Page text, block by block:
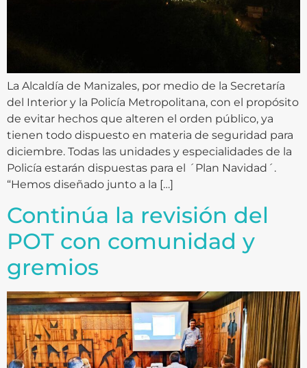
La Alcaldía de Manizales, por medio de la Secretaría
del Interior y la Policía Metropolitana, con el propósito
de evitar hechos que alteren el orden público, ya
tienen todo dispuesto en materia de seguridad para
diciembre. Todas las unidades y especialidades de la
Policía estarán dispuestas para el ´Plan Navidad´.
“Hemos diseñado junto a la […]
Continúa la revisión del
POT con comunidad y
gremios